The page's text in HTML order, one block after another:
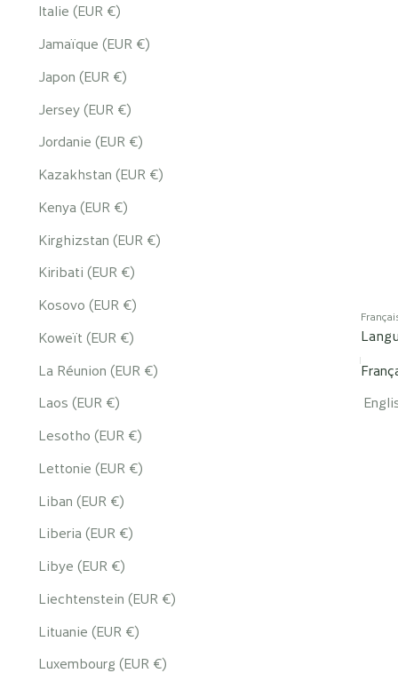
Italie (EUR €)
Jamaïque (EUR €)
Japon (EUR €)
Jersey (EUR €)
Jordanie (EUR €)
Kazakhstan (EUR €)
Kenya (EUR €)
Kirghizstan (EUR €)
Kiribati (EUR €)
Kosovo (EUR €)
Koweït (EUR €)
La Réunion (EUR €)
Laos (EUR €)
Lesotho (EUR €)
Lettonie (EUR €)
Liban (EUR €)
Liberia (EUR €)
Libye (EUR €)
Liechtenstein (EUR €)
Lituanie (EUR €)
Luxembourg (EUR €)